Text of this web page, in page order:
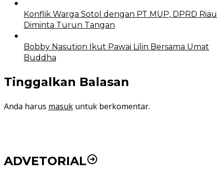
Konflik Warga Sotol dengan PT MUP, DPRD Riau
Diminta Turun Tangan
Bobby Nasution Ikut Pawai Lilin Bersama Umat
Buddha
Tinggalkan Balasan
Anda harus masuk untuk berkomentar.
ADVETORIAL